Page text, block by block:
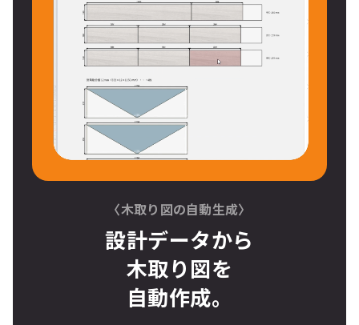
〈木取り図の自動生成〉
設計データから
木取り図を
自動作成。